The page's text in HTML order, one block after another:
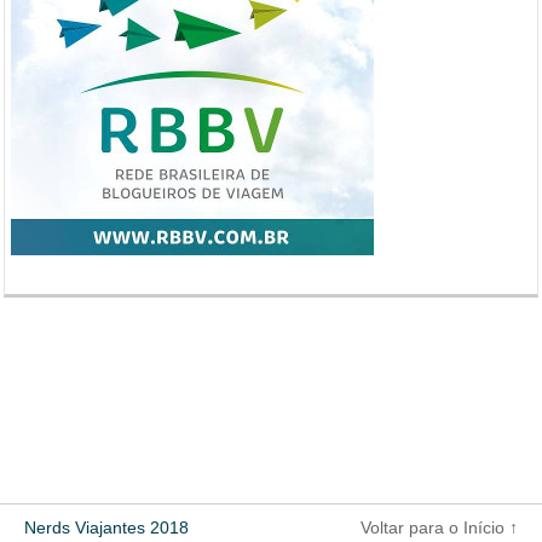
Nerds Viajantes 2018 Voltar para o Início ↑